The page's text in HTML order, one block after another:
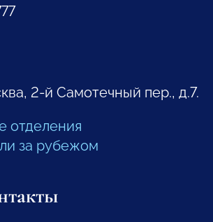
2-й Самотечный пер., д.7.
отделения
за рубежом